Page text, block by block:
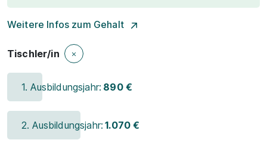
Weitere Infos zum Gehalt
Tischler/in
1. Ausbildungsjahr: 890 €
2. Ausbildungsjahr: 1.070 €